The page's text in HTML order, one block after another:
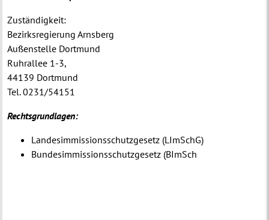
Zuständigkeit:
Bezirksregierung Arnsberg
Außenstelle Dortmund
Ruhrallee 1-3,
44139 Dortmund
Tel. 0231/54151
Rechtsgrundlagen:
Landesimmissionsschutzgesetz (LImSchG)
Bundesimmissionsschutzgesetz (BImSch